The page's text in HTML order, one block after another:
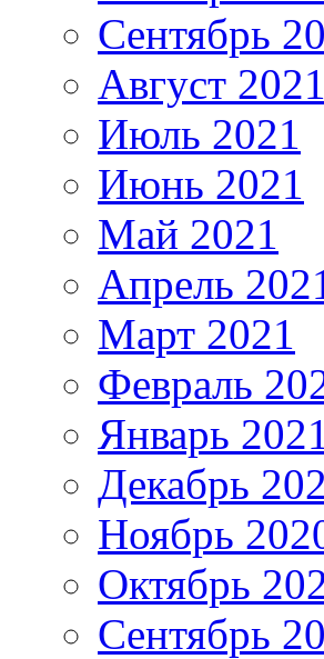
Сентябрь
Август 2021
Июль 2021
Июнь 2021
Май 2021
Апрель
Март 2021
Февраль
Январь 2021
Декабрь
Ноябрь
Октябрь
Сентябрь